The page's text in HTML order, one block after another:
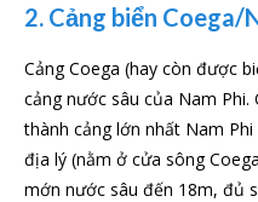
2. Cảng biển Coega/
Cảng Coega (hay còn được
cảng nước sâu của Nam
thành cảng lớn nhất Nam
địa lý (nằm ở cửa sông
mớn nước sâu đến 18m, đủ